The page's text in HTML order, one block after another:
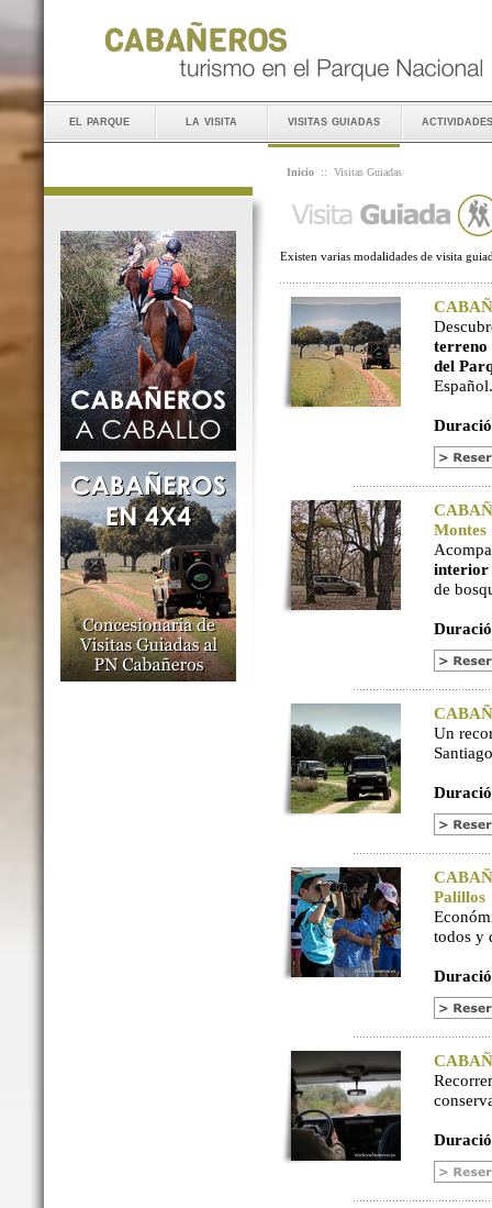
el parque la visita visitas guiadas actividades
Inicio :: Visitas Guiadas
Existen varias modalidades de visita
terreno
del
Español.
Montes
interior
de
Un
Palillos
todos y